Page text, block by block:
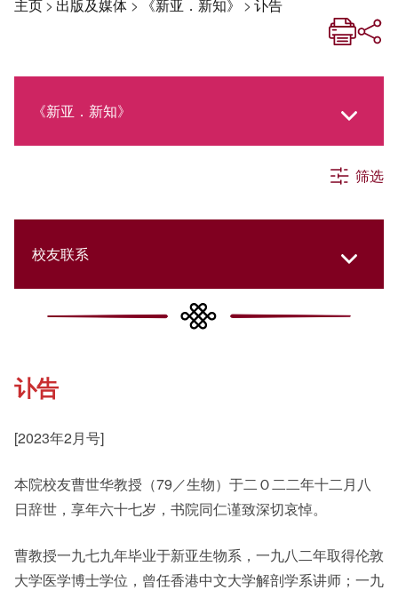
主页> 出版及媒体 > 《新亚．新知》 > 讣告
《新亚．新知》
社交媒体专栏
《新亚简讯》
《新亚书院概览》
筛选
校友联系
College Updates
Cultural Topics
讣告
[2023年2月号]
本院校友曹世华教授（79／生物）于二Ｏ二二年十二月八
日辞世，享年六十七岁，书院同仁谨致深切哀悼。
曹教授一九七九年毕业于新亚生物系，一九八二年取得伦敦
大学医学博士学位，曾任香港中文大学解剖学系讲师；一九